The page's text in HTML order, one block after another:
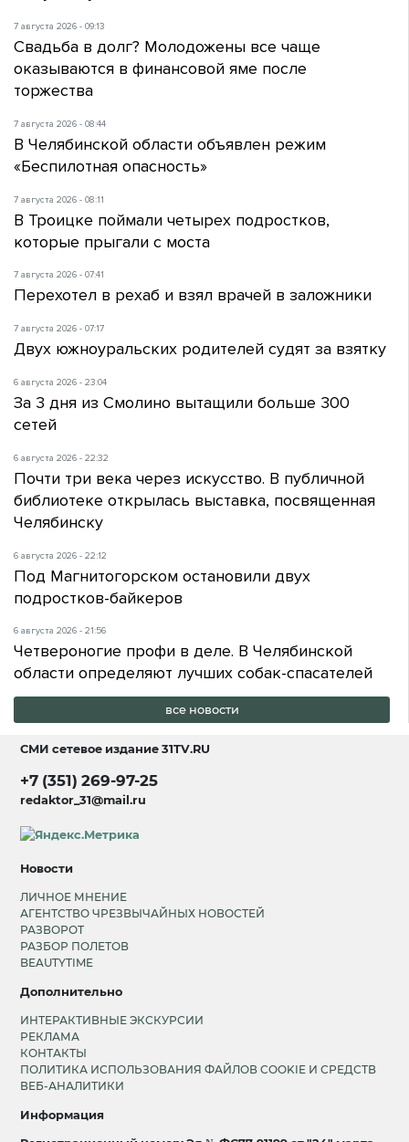
7 августа 2026 - 09:13
Свадьба в долг? Молодожены все чаще
оказываются в финансовой яме после
торжества
7 августа 2026 - 08:44
В Челябинской области объявлен режим
«Беспилотная опасность»
7 августа 2026 - 08:11
В Троицке поймали четырех подростков,
которые прыгали с моста
7 августа 2026 - 07:41
Перехотел в рехаб и взял врачей в заложники
7 августа 2026 - 07:17
Двух южноуральских родителей судят за взятку
6 августа 2026 - 23:04
За 3 дня из Смолино вытащили больше 300
сетей
6 августа 2026 - 22:32
Почти три века через искусство. В публичной
библиотеке открылась выставка, посвященная
Челябинску
6 августа 2026 - 22:12
Под Магнитогорском остановили двух
подростков-байкеров
6 августа 2026 - 21:56
Четвероногие профи в деле. В Челябинской
области определяют лучших собак-спасателей
все новости
СМИ сетевое издание31TV.RU
+7 (351) 269-97-25
redaktor_31@mail.ru
Новости
ЛИЧНОЕ МНЕНИЕ
АГЕНТСТВО ЧРЕЗВЫЧАЙНЫХ НОВОСТЕЙ
РАЗВОРОТ
РАЗБОР ПОЛЕТОВ
BEAUTYTIME
Дополнительно
ИНТЕРАКТИВНЫЕ ЭКСКУРСИИ
РЕКЛАМА
КОНТАКТЫ
ПОЛИТИКА ИСПОЛЬЗОВАНИЯ ФАЙЛОВ COOKIE И СРЕДСТВ
ВЕБ-АНАЛИТИКИ
Информация